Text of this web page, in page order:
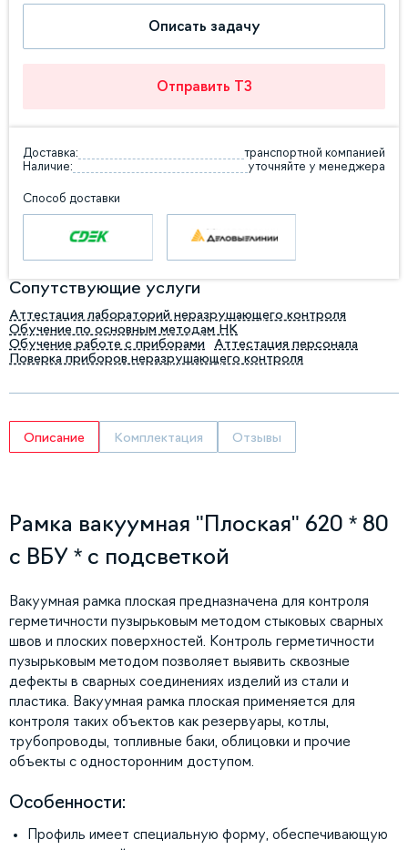
Описать задачу
Отправить ТЗ
Доставка:
транспортной компанией
Наличие:
уточняйте у менеджера
Способ доставки
Сопутствующие услуги
Аттестация лабораторий неразрушающего контроля
Обучение по основным методам НК
Обучение работе с приборами
Аттестация персонала
Поверка приборов неразрушающего контроля
Описание Комплектация Отзывы
Рамка вакуумная "Плоская" 620 * 80
с ВБУ * с подсветкой
Вакуумная рамка плоская предназначена для контроля
герметичности пузырьковым методом стыковых сварных
швов и плоских поверхностей. Контроль герметичности
пузырьковым методом позволяет выявить сквозные
дефекты в сварных соединениях изделий из стали и
пластика. Вакуумная рамка плоская применяется для
контроля таких объектов как резервуары, котлы,
трубопроводы, топливные баки, облицовки и прочие
объекты с односторонним доступом.
Особенности:
Профиль имеет специальную форму, обеспечивающую